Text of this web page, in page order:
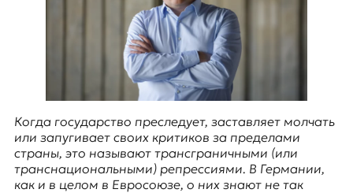
E
K
O
Когда государство преследует, заставляет молчать
или запугивает своих критиков за пределами
страны, это называют трансграничными (или
транснациональными) репрессиями. В Германии,
как и в целом в Евросоюзе, о них знают не так